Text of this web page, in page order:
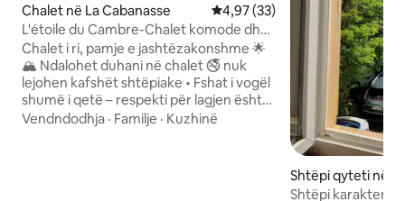
Chalet në La Cabanasse Vlerësimi mesatar 4,97 nga 5,
4,97 (33)
L'étoile du Cambre-Chalet komode dhe
e qetë - 1 deri në 9 persona
Chalet i ri, pamje e jashtëzakonshme 🌟
🏔 Ndalohet duhani në chalet 🚭 nuk
lejohen kafshët shtëpiake • Fshat i vogël
shumë i qetë – respekti për lagjen është
thelbësor • Chalet i ri dhe komod me
Vendndodhja · Familje · Kuzhinë
Shtëpi qyteti në
Shtëpi